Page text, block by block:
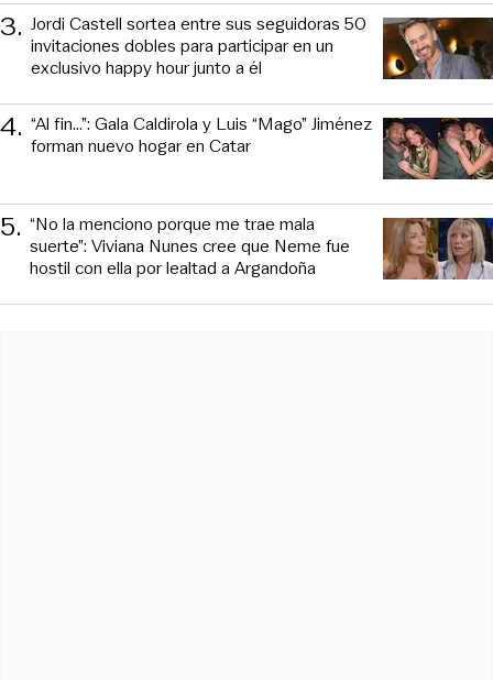
3. Jordi Castell sortea entre sus seguidoras 50
invitaciones dobles para participar en un
exclusivo happy hour junto a él
4. “Al fin…”: Gala Caldirola y Luis “Mago” Jiménez
forman nuevo hogar en Catar
5. “No la menciono porque me trae mala
suerte”: Viviana Nunes cree que Neme fue
hostil con ella por lealtad a Argandoña